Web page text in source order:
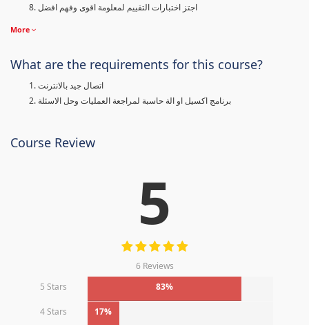
اجتز اختبارات التقييم لمعلومة اقوى وفهم افضل
More
What are the requirements for this course?
اتصال جيد بالانترنت
برنامج اكسيل او الة حاسبة لمراجعة العمليات وحل الاسئلة
Course Review
5
6 Reviews
5 Stars
83%
4 Stars 17%